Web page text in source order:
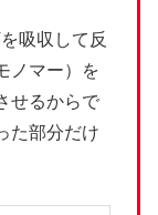
吸収して反
ノマー）を
せるからで
た部分だけ